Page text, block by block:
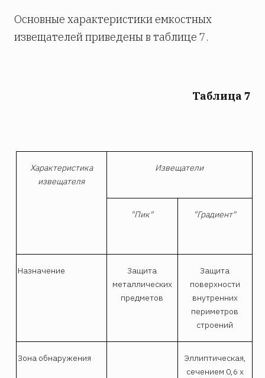
Основные характеристики емкостных
извещателей приведены в таблице 7.
Таблица 7
Характеристика
извещателя
Извещатели
"Пик" "Градиент"
Назначение
Защита
металлических
предметов
Защита
поверхности
внутренних
периметров
строений
Зона обнаружения
Эллиптическая,
сечением 0,6 х